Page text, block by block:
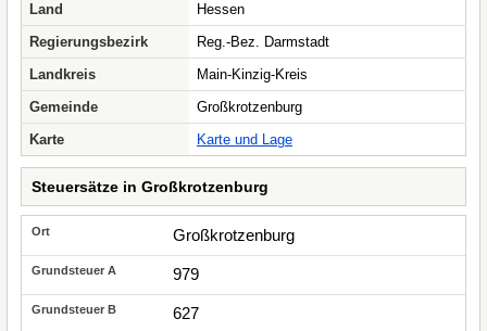
Land
Hessen
Regierungsbezirk
Reg.-Bez. Darmstadt
Landkreis
Main-Kinzig-Kreis
Gemeinde
Großkrotzenburg
Karte
Karte und Lage
Steuersätze in Großkrotzenburg
Großkrotzenburg
979
627